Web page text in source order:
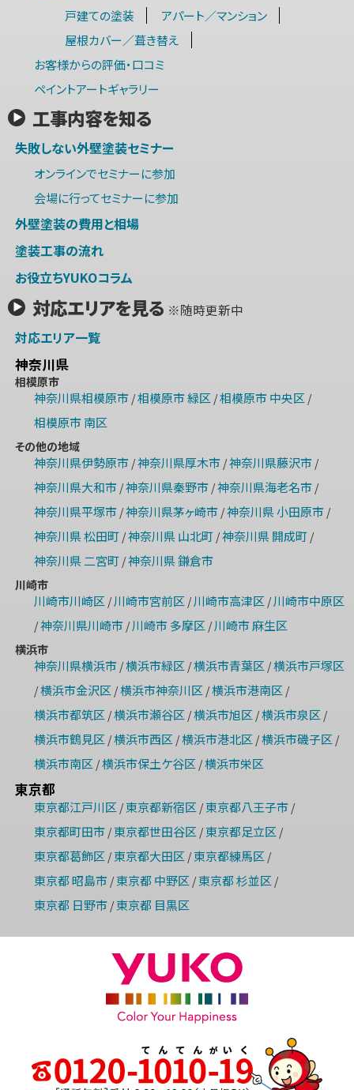
戸建ての塗装
アパート／マンション
屋根カバー／葺き替え
お客様からの評価・口コミ
ペイントアートギャラリー
工事内容を知る
失敗しない外壁塗装セミナー
オンラインでセミナーに参加
会場に行ってセミナーに参加
外壁塗装の費用と相場
塗装工事の流れ
お役立ちYUKOコラム
対応エリアを見る ※随時更新中
対応エリア一覧
神奈川県
相模原市
神奈川県相模原市/相模原市 緑区 /相模原市 中央区 /
相模原市 南区
その他の地域
神奈川県伊勢原市/神奈川県厚木市/神奈川県藤沢市/
神奈川県大和市/神奈川県秦野市/神奈川県海老名市/
神奈川県平塚市/神奈川県茅ヶ崎市/神奈川県 小田原市/
神奈川県 松田町/神奈川県 山北町/神奈川県 開成町/
神奈川県 二宮町/神奈川県 鎌倉市
川崎市
川崎市川崎区 / 川崎市宮前区 / 川崎市高津区 / 川崎市中原区
/神奈川県川崎市/ 川崎市 多摩区 / 川崎市 麻生区
横浜市
神奈川県横浜市/横浜市緑区 /横浜市青葉区 /横浜市戸塚区
/横浜市金沢区 /横浜市神奈川区 /横浜市港南区 /
横浜市都筑区 /横浜市瀬谷区 /横浜市旭区 /横浜市泉区 /
横浜市鶴見区 /横浜市西区 /横浜市港北区 /横浜市磯子区 /
横浜市南区 /横浜市保土ケ谷区 /横浜市栄区
東京都
東京都江戸川区 / 東京都新宿区 / 東京都八王子市/
東京都町田市/ 東京都世田谷区 / 東京都足立区 /
東京都葛飾区 / 東京都大田区 / 東京都練馬区 /
東京都 昭島市/ 東京都 中野区 / 東京都 杉並区 /
東京都 日野市/ 東京都 目黒区